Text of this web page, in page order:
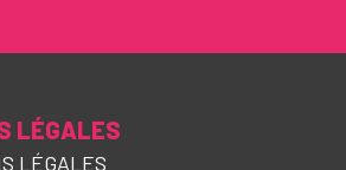
LÉGALES
LÉGALES